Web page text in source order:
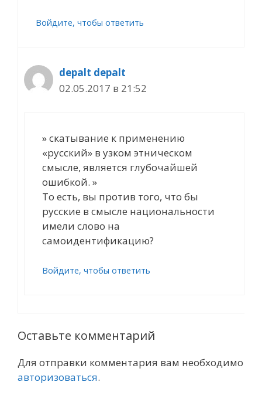
Войдите, чтобы ответить
depalt depalt
02.05.2017 в 21:52
» скатывание к применению
«русский» в узком этническом
смысле, является глубочайшей
ошибкой. »
То есть, вы против того, что бы
русские в смысле национальности
имели слово на
самоидентификацию?
Войдите, чтобы ответить
Оставьте комментарий
Для отправки комментария вам необходимо
авторизоваться.